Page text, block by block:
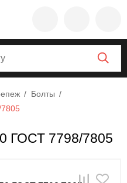
Болты
ГОСТ 7798/7805